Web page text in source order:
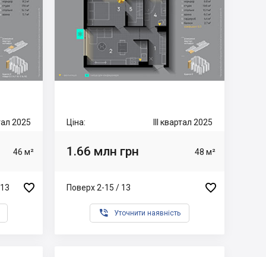
2025
46 м²

Ціна: III квартал 2025
1.66 млн грн 48 м²
Поверх 2-15 / 13 
 Уточнити наявність